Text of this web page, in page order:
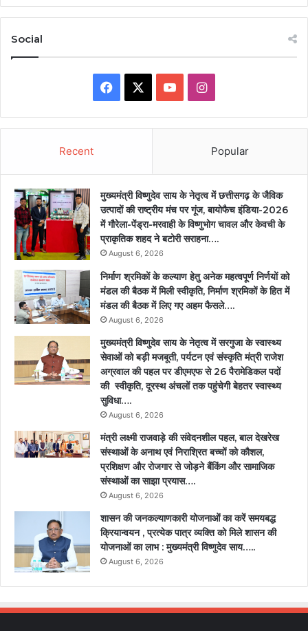
Social
Facebook YouTubeInstagram
Recent Popular
मुख्यमंत्री विष्णुदेव साय के नेतृत्व में छत्तीसगढ़ के जैविक
उत्पादों की राष्ट्रीय मंच पर गूंज, बायोफैच इंडिया-2026
में गौरेला-पेंड्रा-मरवाही के विष्णुभोग चावल और केवची के
प्राकृतिक शहद ने बटोरी सराहना….
August 6, 2026
निर्माण श्रमिकों के कल्याण हेतु अनेक महत्वपूर्ण निर्णयों को
मंडल की बैठक में मिली स्वीकृति, निर्माण श्रमिकों के हित में
मंडल की बैठक में लिए गए अहम फैसले….
August 6, 2026
मुख्यमंत्री विष्णुदेव साय के नेतृत्व में सरगुजा के स्वास्थ्य
सेवाओं को बड़ी मजबूती, पर्यटन एवं संस्कृति मंत्री राजेश
अग्रवाल की पहल पर डीएमएफ से 26 पैरामेडिकल पदों
की स्वीकृति, दूरस्थ अंचलों तक पहुंचेगी बेहतर स्वास्थ्य
सुविधा….
August 6, 2026
मंत्री लक्ष्मी राजवाड़े की संवेदनशील पहल, बाल देखरेख
संस्थाओं के अनाथ एवं निराश्रित बच्चों को कौशल,
प्रशिक्षण और रोजगार से जोड़ने बैंकिंग और सामाजिक
संस्थाओं का साझा प्रयास….
August 6, 2026
शासन की जनकल्याणकारी योजनाओं का करें समयबद्ध
क्रियान्वयन , प्रत्येक पात्र व्यक्ति को मिले शासन की
योजनाओं का लाभ : मुख्यमंत्री विष्णुदेव साय…..
August 6, 2026